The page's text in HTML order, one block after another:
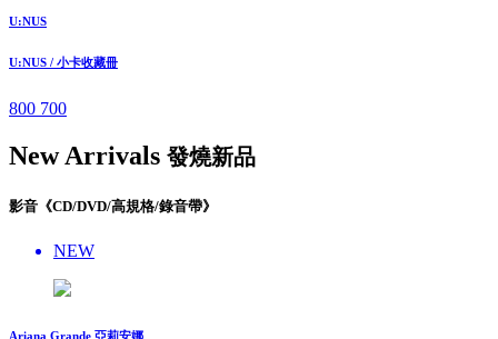
U:NUS
U:NUS / 小卡收藏冊
800 700
New Arrivals 發燒新品
影音《CD/DVD/高規格/錄音帶》
NEW
Ariana Grande 亞莉安娜